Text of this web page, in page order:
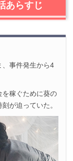
第4話の感想
逮捕
（矢作穂香）の
あらすじ
、事件発生から4
を稼ぐために葵の
が迫っていた。